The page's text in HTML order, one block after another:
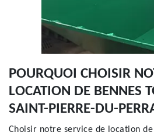
POURQUOI CHOISIR
LOCATION DE BENNES
SAINT-PIERRE-DU-
Choisir notre service de location